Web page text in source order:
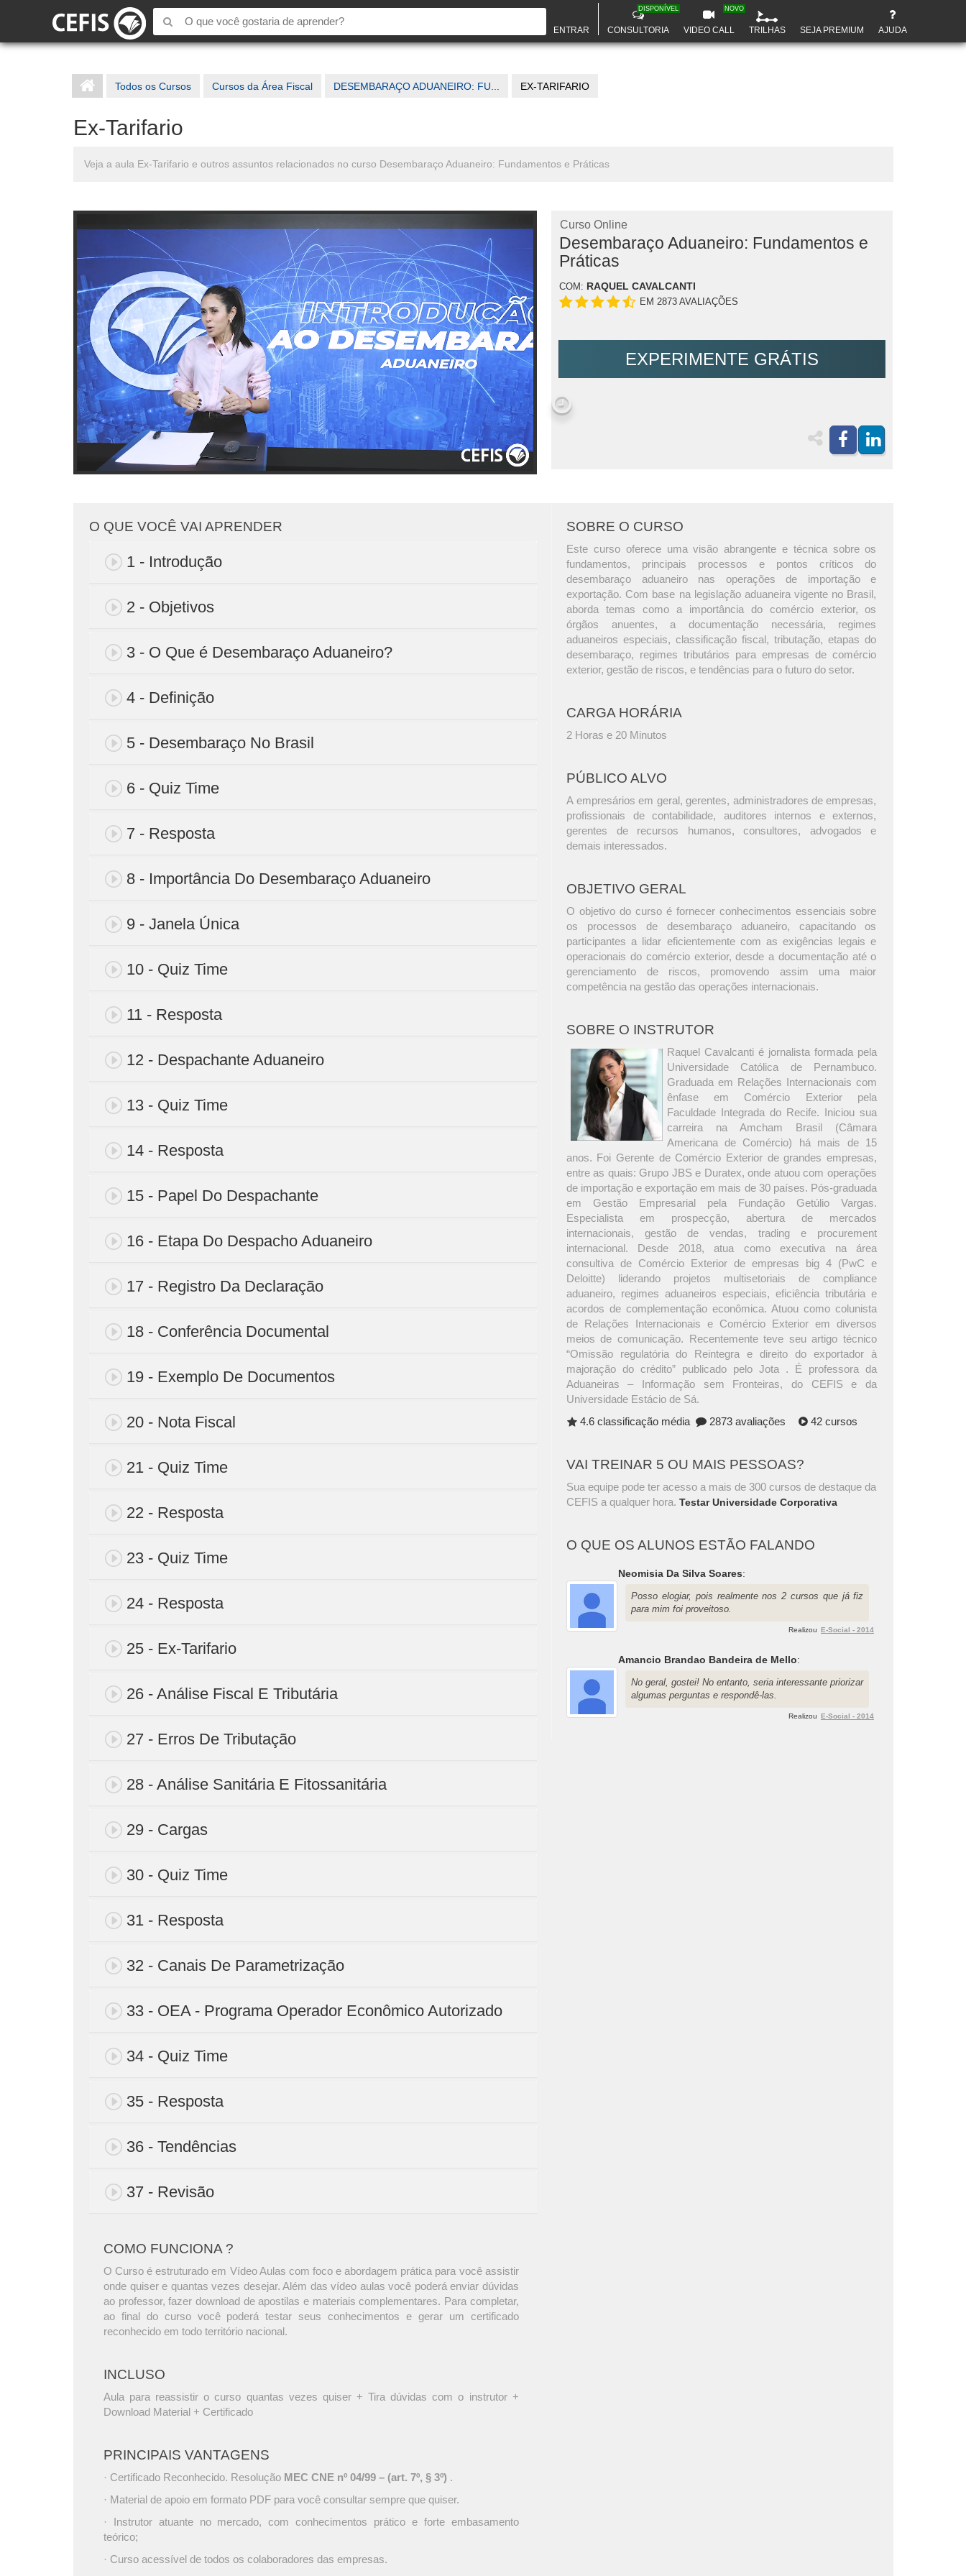
ENTRAR CONSULTORIA
DISPONÍVEL
VIDEO CALL
NOVO
TRILHAS SEJA PREMIUM AJUDA
Todos os Cursos Cursos da Área Fiscal DESEMBARAÇO ADUANEIRO: FU... EX-TARIFARIO
Ex-Tarifario
Veja a aula Ex-Tarifario e outros assuntos relacionados no curso Desembaraço Aduaneiro: Fundamentos e Práticas
Curso Online
Desembaraço Aduaneiro: Fundamentos e
Práticas
COM: RAQUEL CAVALCANTI
EM 2873 AVALIAÇÕES
EXPERIMENTE GRÁTIS
O QUE VOCÊ VAI APRENDER
1 - Introdução
2 - Objetivos
3 - O Que é Desembaraço Aduaneiro?
4 - Definição
5 - Desembaraço No Brasil
6 - Quiz Time
7 - Resposta
8 - Importância Do Desembaraço Aduaneiro
9 - Janela Única
10 - Quiz Time
11 - Resposta
12 - Despachante Aduaneiro
13 - Quiz Time
14 - Resposta
15 - Papel Do Despachante
16 - Etapa Do Despacho Aduaneiro
17 - Registro Da Declaração
18 - Conferência Documental
19 - Exemplo De Documentos
20 - Nota Fiscal
21 - Quiz Time
22 - Resposta
23 - Quiz Time
24 - Resposta
25 - Ex-Tarifario
26 - Análise Fiscal E Tributária
27 - Erros De Tributação
28 - Análise Sanitária E Fitossanitária
29 - Cargas
30 - Quiz Time
31 - Resposta
32 - Canais De Parametrização
33 - OEA - Programa Operador Econômico Autorizado
34 - Quiz Time
35 - Resposta
36 - Tendências
37 - Revisão
COMO FUNCIONA ?
O Curso é estruturado em Vídeo Aulas com foco e abordagem prática para você assistir
onde quiser e quantas vezes desejar. Além das vídeo aulas você poderá enviar dúvidas
ao professor, fazer download de apostilas e materiais complementares. Para completar,
ao final do curso você poderá testar seus conhecimentos e gerar um certificado
reconhecido em todo território nacional.
INCLUSO
Aula para reassistir o curso quantas vezes quiser + Tira dúvidas com o instrutor +
Download Material + Certificado
PRINCIPAIS VANTAGENS
· Certificado Reconhecido. Resolução MEC CNE nº 04/99 – (art. 7º, § 3º) .
· Material de apoio em formato PDF para você consultar sempre que quiser.
· Instrutor atuante no mercado, com conhecimentos prático e forte embasamento
teórico;
· Curso acessível de todos os colaboradores das empresas.
SOBRE O CURSO
Este curso oferece uma visão abrangente e técnica sobre os
fundamentos, principais processos e pontos críticos do
desembaraço aduaneiro nas operações de importação e
exportação. Com base na legislação aduaneira vigente no Brasil,
aborda temas como a importância do comércio exterior, os
órgãos anuentes, a documentação necessária, regimes
aduaneiros especiais, classificação fiscal, tributação, etapas do
desembaraço, regimes tributários para empresas de comércio
exterior, gestão de riscos, e tendências para o futuro do setor.
CARGA HORÁRIA
2 Horas e 20 Minutos
PÚBLICO ALVO
A empresários em geral, gerentes, administradores de empresas,
profissionais de contabilidade, auditores internos e externos,
gerentes de recursos humanos, consultores, advogados e
demais interessados.
OBJETIVO GERAL
O objetivo do curso é fornecer conhecimentos essenciais sobre
os processos de desembaraço aduaneiro, capacitando os
participantes a lidar eficientemente com as exigências legais e
operacionais do comércio exterior, desde a documentação até o
gerenciamento de riscos, promovendo assim uma maior
competência na gestão das operações internacionais.
SOBRE O INSTRUTOR
Raquel Cavalcanti é jornalista formada pela
Universidade Católica de Pernambuco.
Graduada em Relações Internacionais com
ênfase em Comércio Exterior pela
Faculdade Integrada do Recife. Iniciou sua
carreira na Amcham Brasil (Câmara
Americana de Comércio) há mais de 15
anos. Foi Gerente de Comércio Exterior de grandes empresas,
entre as quais: Grupo JBS e Duratex, onde atuou com operações
de importação e exportação em mais de 30 países. Pós-graduada
em Gestão Empresarial pela Fundação Getúlio Vargas.
Especialista em prospecção, abertura de mercados
internacionais, gestão de vendas, trading e procurement
internacional. Desde 2018, atua como executiva na área
consultiva de Comércio Exterior de empresas big 4 (PwC e
Deloitte) liderando projetos multisetoriais de compliance
aduaneiro, regimes aduaneiros especiais, eficiência tributária e
acordos de complementação econômica. Atuou como colunista
de Relações Internacionais e Comércio Exterior em diversos
meios de comunicação. Recentemente teve seu artigo técnico
“Omissão regulatória do Reintegra e direito do exportador à
majoração do crédito” publicado pelo Jota . É professora da
Aduaneiras – Informação sem Fronteiras, do CEFIS e da
Universidade Estácio de Sá.
4.6 classificação média
2873 avaliações 42 cursos
VAI TREINAR 5 OU MAIS PESSOAS?
Sua equipe pode ter acesso a mais de 300 cursos de destaque da
CEFIS a qualquer hora.Testar Universidade Corporativa
O QUE OS ALUNOS ESTÃO FALANDO
Neomisia Da Silva Soares:
Posso elogiar, pois realmente nos 2 cursos que já fiz
para mim foi proveitoso.
Realizou E-Social - 2014
Amancio Brandao Bandeira de Mello:
No geral, gostei! No entanto, seria interessante priorizar
algumas perguntas e respondê-las.
Realizou E-Social - 2014